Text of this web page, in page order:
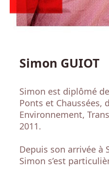
Simon GUIOT
Simon est diplômé
Ponts et Chaussées,
Environnement,
2011.
Depuis son arrivée à
Simon s’est